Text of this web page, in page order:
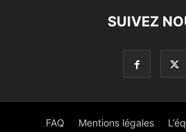
SUIVEZ
FAQ Mentions légales